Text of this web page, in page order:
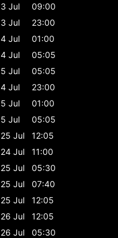
3 Jul
09:00
3 Jul
23:00
4 Jul
01:00
4 Jul
05:05
5 Jul
05:05
4 Jul
23:00
5 Jul
01:00
5 Jul
05:05
25 Jul
12:05
24 Jul
11:00
25 Jul
05:30
25 Jul
07:40
25 Jul
12:05
26 Jul
12:05
26 Jul
05:30